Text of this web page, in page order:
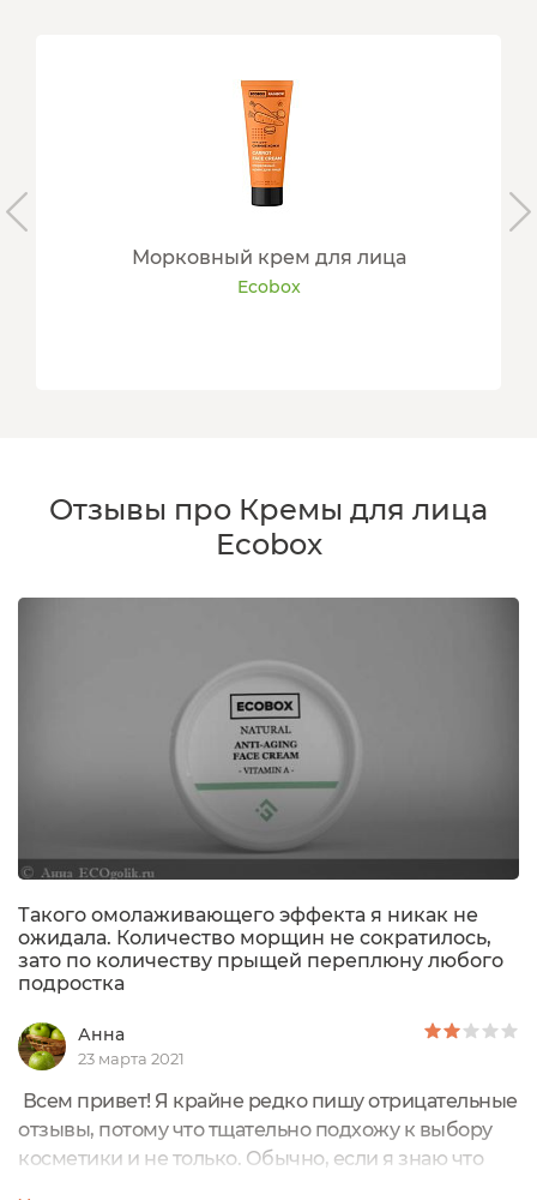
Морковный крем для лица
Ecobox
Отзывы про Кремы для лица
Ecobox
Такого омолаживающего эффекта я никак не
ожидала. Количество морщин не сократилось,
зато по количеству прыщей переплюну любого
подростка
Анна
23 марта 2021
Всем привет! Я крайне редко пишу отрицательные
отзывы, потому что тщательно подхожу к выбору
косметики и не только. Обычно, если я знаю что